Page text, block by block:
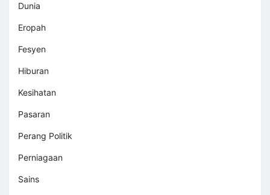
Dunia
Eropah
Fesyen
Hiburan
Kesihatan
Pasaran
Perang Politik
Perniagaan
Sains